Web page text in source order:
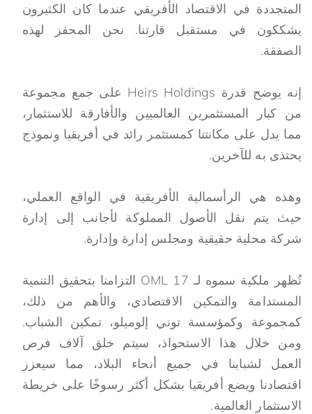
المتجددة في الاقتصاد الأفريقي عندما كان الكثيرون
يشككون في مستقبل قارتنا. نحن المحفز لهذه
الصفقة.
إنه يوضح قدرة Heirs Holdings على جمع مجموعة
من كبار المستثمرين العالميين والأفارقة للاستثمار،
مما يدل على مكانتنا كمستثمر رائد في أفريقيا ونموذج
يحتذى به للآخرين.
وهذه هي الرأسمالية الأفريقية في الواقع العملي،
حيث يتم نقل الأصول المملوكة لأجانب إلى إدارة
شركة محلية حقيقية ومجلس إدارة وإدارة.
تُظهر ملكية سموه لـ OML 17 التزامنا بتحقيق التنمية
المستدامة والتمكين الاقتصادي، والأهم من ذلك،
كمجموعة وكمؤسسة توني إلوميلو، تمكين الشباب.
ومن خلال هذا الاستحواذ، سيتم خلق آلاف فرص
العمل لشبابنا في جميع أنحاء البلاد، مما سيعزز
اقتصادنا ويضع أفريقيا بشكل أكثر رسوخًا على خريطة
الاستثمار العالمية.